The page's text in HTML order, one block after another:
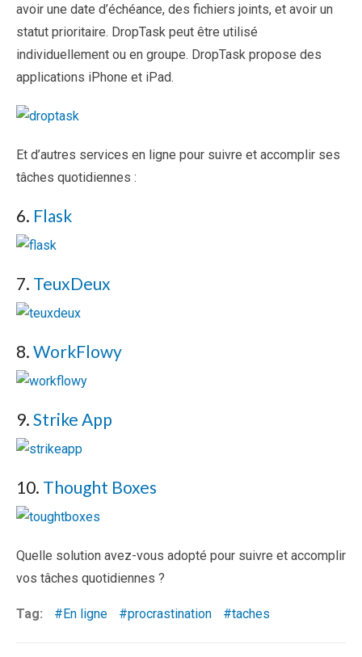
avoir une date d’échéance, des fichiers joints, et avoir un
statut prioritaire. DropTask peut être utilisé
individuellement ou en groupe. DropTask propose des
applications iPhone et iPad.
Et d’autres services en ligne pour suivre et accomplir ses
tâches quotidiennes :
6. Flask
7. TeuxDeux
8. WorkFlowy
9. Strike App
10. Thought Boxes
Quelle solution avez-vous adopté pour suivre et accomplir
vos tâches quotidiennes ?
Tag: En ligne procrastination taches